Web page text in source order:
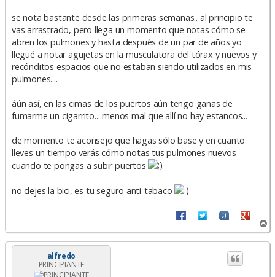
se nota bastante desde las primeras semanas.. al principio te
vas arrastrado, pero llega un momento que notas cómo se
abren los pulmones y hasta después de un par de años yo
llegué a notar agujetas en la musculatora del tórax y nuevos y
recónditos espacios que no estaban siendo utilizados en mis
pulmones....
áún así, en las cimas de los puertos aún tengo ganas de
fumarme un cigarrito... menos mal que allí no hay estancos...
de momento te aconsejo que hagas sólo base y en cuanto
lleves un tiempo verás cómo notas tus pulmones nuevos
cuando te pongas a subir puertos
no dejes la bici, es tu seguro anti-tabaco
r
r
alfredo
PRINCIPIANTE